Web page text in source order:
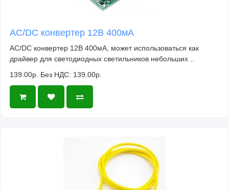
AC/DC конвертер 12В 400мА
AC/DC конвертер 12В 400мА, может использоваться как
драйвер для светодиодных светильников небольших ..
139.00р. Без НДС: 139.00р.